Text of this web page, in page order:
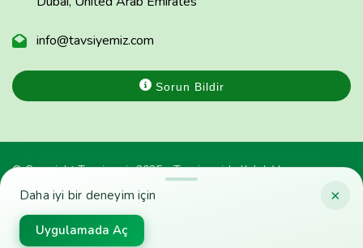
×
Daha iyi bir deneyim için
Uygulamada Aç
info@tavsiyemiz.com
Sorun Bildir
© Copyright Tavsiyemiz 2025 - Tavsiyemiz'e Kulak Ver